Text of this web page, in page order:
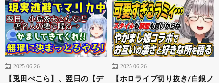
2025.06.26
【兎田ぺこら】、翌日の【デ
2025.06.26
【ホロライブ切り抜き/白銀ノ